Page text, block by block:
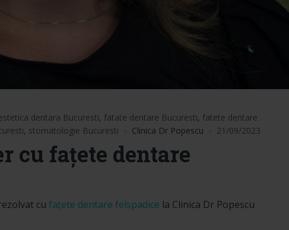
dentara Bucuresti, fatate dentare Bucuresti, fatete dentare
, stomatologie Bucuresti Clinica Dr Popescu 21/09/2023
cu fațete dentare
cu fațete dentare felspadice la Clinica Dr Popescu